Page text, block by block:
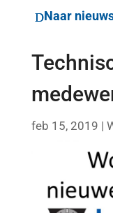
Naar
feb 15, 2019 |